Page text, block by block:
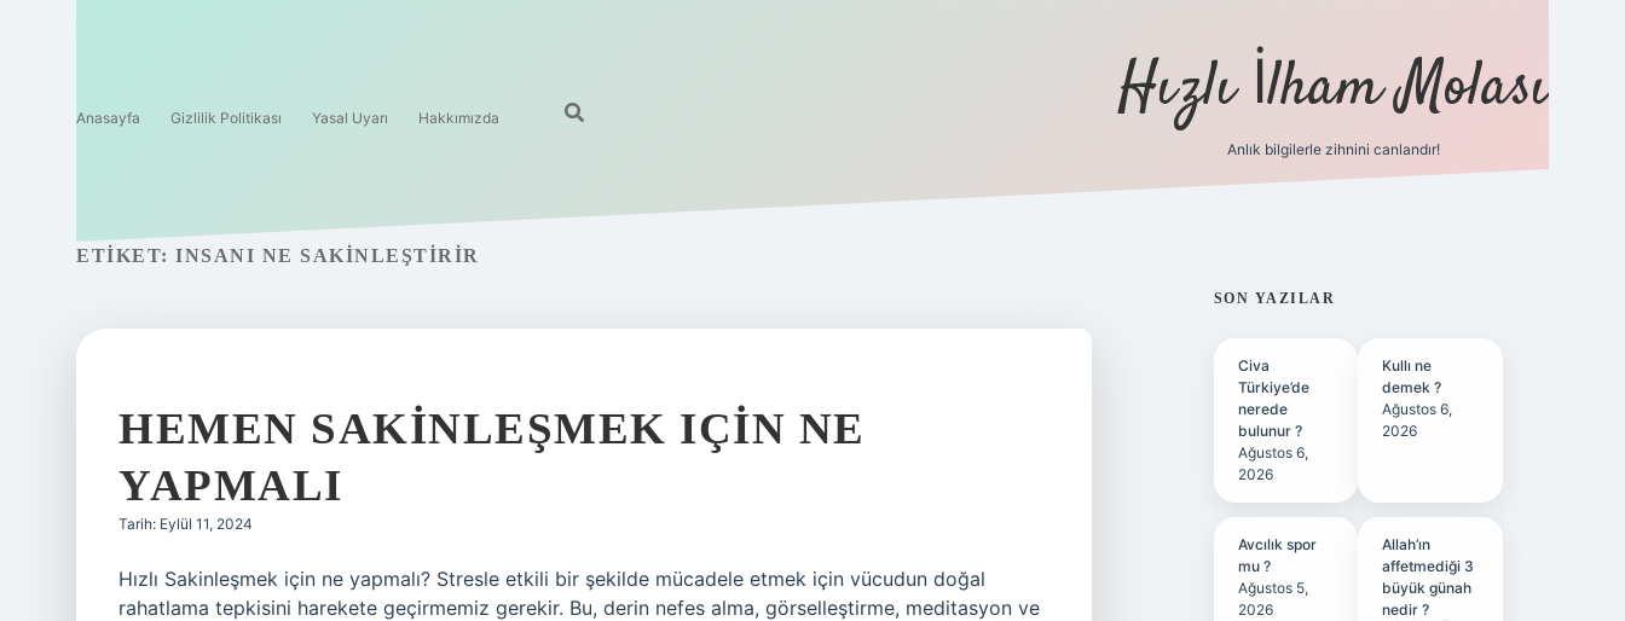
Anasayfa Gizlilik Politikası Yasal Uyarı Hakkımızda Hızlı İlham Molası
Anlık bilgilerle zihnini canlandır!
ETIKET: INSANI NE SAKINLEŞTIRIR
HEMEN SAKINLEŞMEK IÇIN NE
YAPMALI
Tarih: Eylül 11, 2024
Hızlı Sakinleşmek için ne yapmalı? Stresle etkili bir şekilde mücadele etmek için vücudun doğal
rahatlama tepkisini harekete geçirmemiz gerekir. Bu, derin nefes alma, görselleştirme, meditasyon ve
SIDEBAR
SON YAZILAR
Civa
Türkiye’de
nerede
bulunur ?
Ağustos 6,
2026
Kullı ne
demek ?
Ağustos 6,
2026
Avcılık spor
mu ?
Ağustos 5,
2026
Allah’ın
affetmediği 3
büyük günah
nedir ?